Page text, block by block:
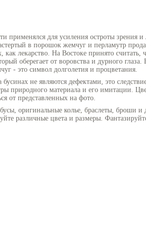
применялся для усиления остроты зрения и
в порошок жемчуг и перламутр
как лекарство. На Востоке принято считать,
оберегает от воровства и дурного
- это символ долголетия и процветания.
не являются дефектами, это
природного материала и его имитации.
от представленных на фото.
оригинальные колье, браслеты, броши и
различные цвета и размеры.